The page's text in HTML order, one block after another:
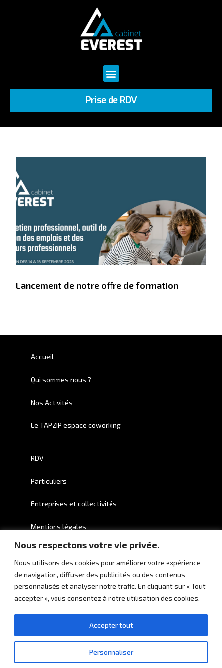
Nous respectons votre vie privée.
Nous utilisons des cookies pour améliorer votre expérience
de navigation, diffuser des publicités ou des contenus
personnalisés et analyser notre trafic. En cliquant sur « Tout
accepter », vous consentez à notre utilisation des cookies.
Personnaliser
Accepter tout
Prise de RDV
Lancement de notre offre de formation
Accueil
Qui sommes nous ?
Nos Activités
Le TAPZIP espace coworking
RDV
Particuliers
Entreprises et collectivités
Mentions légales
Crédits